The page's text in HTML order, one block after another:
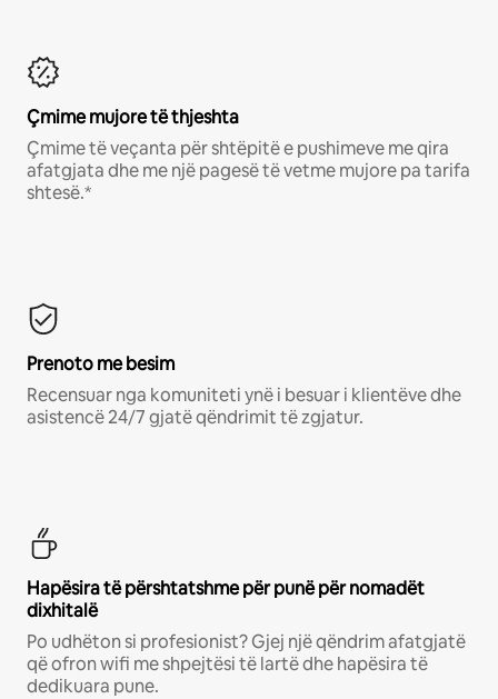
Çmime mujore të thjeshta
Çmime të veçanta për shtëpitë e pushimeve me qira
afatgjata dhe me një pagesë të vetme mujore pa tarifa
shtesë.*
Prenoto me besim
Recensuar nga komuniteti ynë i besuar i klientëve dhe
asistencë 24/7 gjatë qëndrimit të zgjatur.
Hapësira të përshtatshme për punë për nomadët
dixhitalë
Po udhëton si profesionist? Gjej një qëndrim afatgjatë
që ofron wifi me shpejtësi të lartë dhe hapësira të
dedikuara pune.